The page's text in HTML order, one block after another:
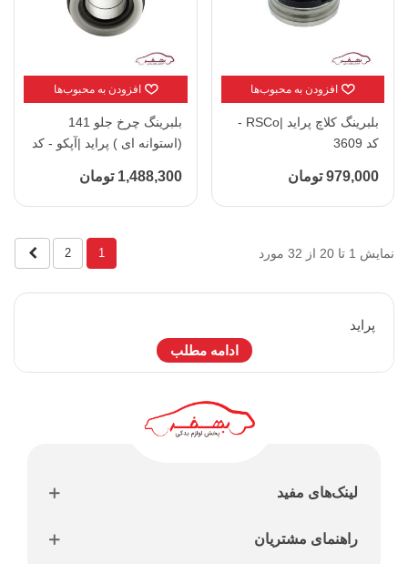
افزودن به محبوب‌ها
بلبرینگ کلاچ پراید |RSCo -
کد 3609
979,000 تومان
افزودن به محبوب‌ها
بلبرینگ چرخ جلو 141
(استوانه ای ) پراید |آپکو - کد
1,488,300 تومان
نمایش 1 تا 20 از 32 مورد 1
2
پرايد
ادامه مطلب
لینک‌های مفید
راهنمای مشتریان